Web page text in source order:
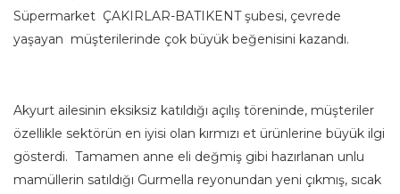
Süpermarket ÇAKIRLAR-BATIKENT şubesi, çevrede
yaşayan müşterilerinde çok büyük beğenisini kazandı.
Akyurt ailesinin eksiksiz katıldığı açılış töreninde, müşteriler
özellikle sektörün en iyisi olan kırmızı et ürünlerine büyük ilgi
gösterdi. Tamamen anne eli değmiş gibi hazırlanan unlu
mamüllerin satıldığı Gurmella reyonundan yeni çıkmış, sıcak